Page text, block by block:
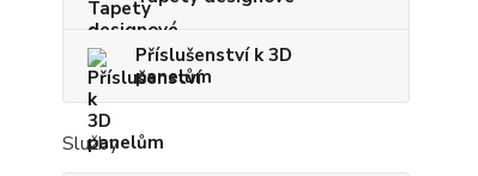
Příslušenství k 3D
panelům
Služby